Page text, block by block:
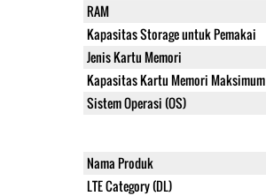
RAM
Kapasitas Storage untuk Pemakai
Jenis Kartu Memori
Kapasitas Kartu Memori Maksimum
Sistem Operasi (OS)
Nama Produk
LTE Category (DL)